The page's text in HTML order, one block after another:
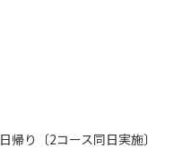
り〔2コース同日実施〕